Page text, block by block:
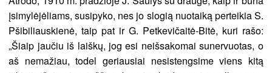
įsimylėjėliams, susipyko, nes jo slogią nuotaiką perteikia S.
Pšibiliauskienė, taip pat ir G. Petkevičaitė-Bitė, kuri rašo:
„Šiaip jaučiu iš laiškų, jog esi neišsakomai sunervuotas, o
aš nemažiau, todel geriausiai nesistengsime viens kitą